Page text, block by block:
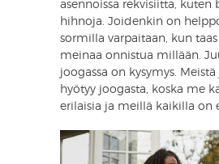
asennoissa rekvisiitta, kuten
hihnoja. Joidenkin on
sormilla varpaitaan, kun
meinaa onnistua millään.
joogassa on kysymys.
hyötyy joogasta, koska me
erilaisia ja meillä kaikilla on